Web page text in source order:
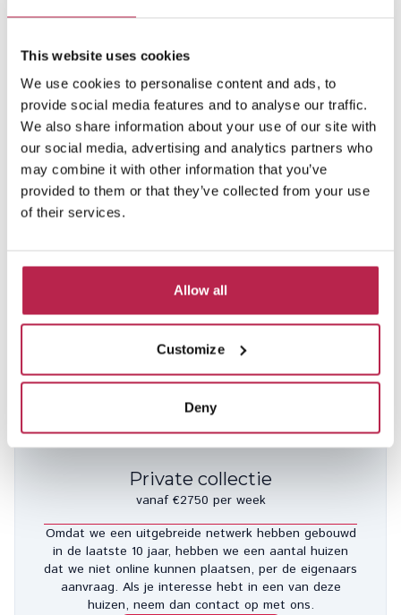
This website uses cookies
We use cookies to personalise content and ads, to
provide social media features and to analyse our traffic.
We also share information about your use of our site with
our social media, advertising and analytics partners who
may combine it with other information that you’ve
provided to them or that they’ve collected from your use
of their services.
Allow all
Customize
Deny
Bekijk locatie
White Villa
10
5
5
Inclusief services
Private collectie
vanaf €2750 per week
Omdat we een uitgebreide netwerk hebben gebouwd
in de laatste 10 jaar, hebben we een aantal huizen
dat we niet online kunnen plaatsen, per de eigenaars
aanvraag. Als je interesse hebt in een van deze
huizen, neem dan contact op met ons.